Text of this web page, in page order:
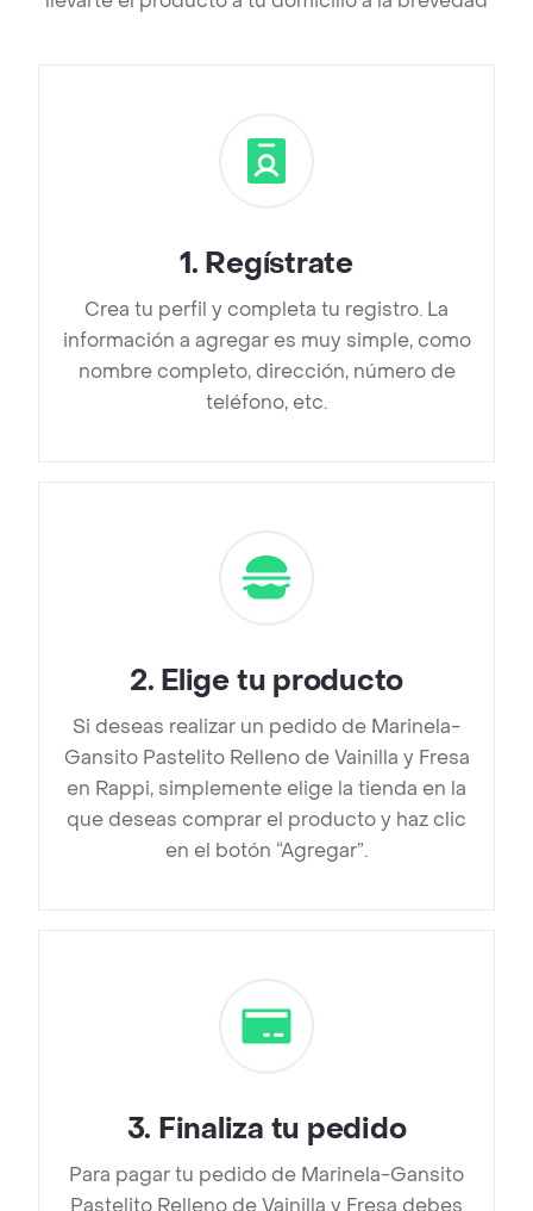
1. Regístrate
Crea tu perfil y completa tu registro. La
información a agregar es muy simple, como
nombre completo, dirección, número de
teléfono, etc.
2. Elige tu producto
Si deseas realizar un pedido de Marinela-
Gansito Pastelito Relleno de Vainilla y Fresa
en Rappi, simplemente elige la tienda en la
que deseas comprar el producto y haz clic
en el botón “Agregar”.
3. Finaliza tu pedido
Para pagar tu pedido de Marinela-Gansito
Pastelito Relleno de Vainilla y Fresa debes